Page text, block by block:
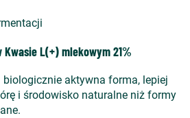
L(+) mlekowym 21%
biologicznie aktywna forma, lepiej
i środowisko naturalne niż formy